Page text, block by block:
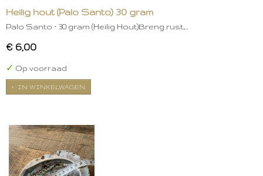
Heilig hout (Palo Santo) 30 gram
Palo Santo – 30 gram (Heilig Hout)Breng rust,…
€ 6,00
✓ Op voorraad
IN WINKELWAGEN